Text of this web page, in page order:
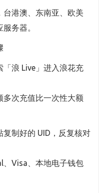
港澳、东南亚、欧美
务器。
「浪 Live」进入浪花充
多次充值比一次性大额
制好的 UID，反复核对
、Visa、本地电子钱包